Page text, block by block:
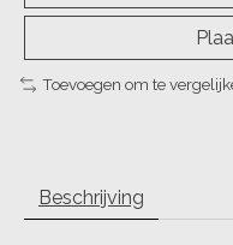
Toevoegen om te
Beschrijving